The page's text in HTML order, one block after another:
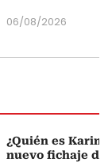
06/08/2026
¿Quién es Karim
nuevo fichaje del